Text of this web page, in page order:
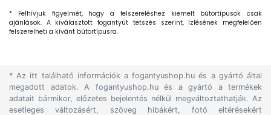
* Felhívjuk figyelmét, hogy a felszereléshez kiemelt bútortípusok csak
ajánlások. A kiválasztott fogantyút tetszés szerint, ízlésének megfelelően
felszerelheti a kívánt bútortípusra.
* Az itt található információk a fogantyushop.hu és a gyártó által
megadott adatok. A fogantyushop.hu és a gyártó a termékek
adatait bármikor, előzetes bejelentés nélkül megváltoztathatják. Az
esetleges változásért, szöveg hibákért, fotó eltérésekért